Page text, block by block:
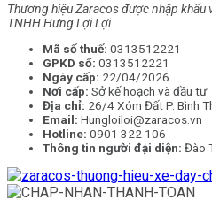
Thương hiệu Zaracos được nhập khẩu
TNHH Hưng Lợi Lợi
Mã số thuế: 0313512221
GPKD số: 0313512221
Ngày cấp: 22/04/2026
Nơi cấp: Sở kế hoạch và đầu tư
Địa chỉ: 26/4 Xóm Đất P. Bình
Email: Hungloiloi@zaracos.vn
Hotline: 0901 322 106
Thông tin người đại diện: Đào